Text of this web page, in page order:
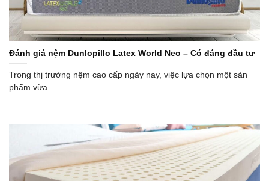
Đánh giá nệm Dunlopillo Latex World Neo – Có đáng đầu tư
Trong thị trường nệm cao cấp ngày nay, việc lựa chọn một sản
phẩm vừa...